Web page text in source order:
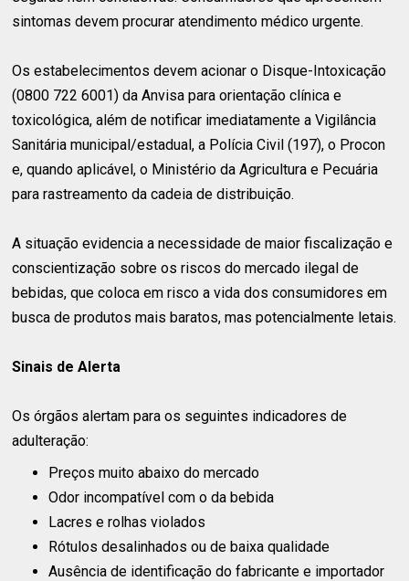
sintomas devem procurar atendimento médico urgente.
Os estabelecimentos devem acionar o Disque-Intoxicação
(0800 722 6001) da Anvisa para orientação clínica e
toxicológica, além de notificar imediatamente a Vigilância
Sanitária municipal/estadual, a Polícia Civil (197), o Procon
e, quando aplicável, o Ministério da Agricultura e Pecuária
para rastreamento da cadeia de distribuição.
A situação evidencia a necessidade de maior fiscalização e
conscientização sobre os riscos do mercado ilegal de
bebidas, que coloca em risco a vida dos consumidores em
busca de produtos mais baratos, mas potencialmente letais.
Sinais de Alerta
Os órgãos alertam para os seguintes indicadores de
adulteração:
Preços muito abaixo do mercado
Odor incompatível com o da bebida
Lacres e rolhas violados
Rótulos desalinhados ou de baixa qualidade
Ausência de identificação do fabricante e importador